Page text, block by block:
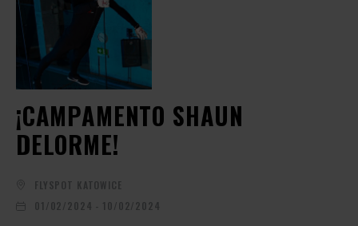
¡CAMPAMENTO SHAUN
DELORME!
FLYSPOT KATOWICE
01/02/2024 - 10/02/2024